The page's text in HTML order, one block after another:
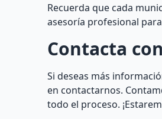
Recuerda que cada
asesoría profesional
Contacta
Si deseas más
en contactarnos.
todo el proceso.